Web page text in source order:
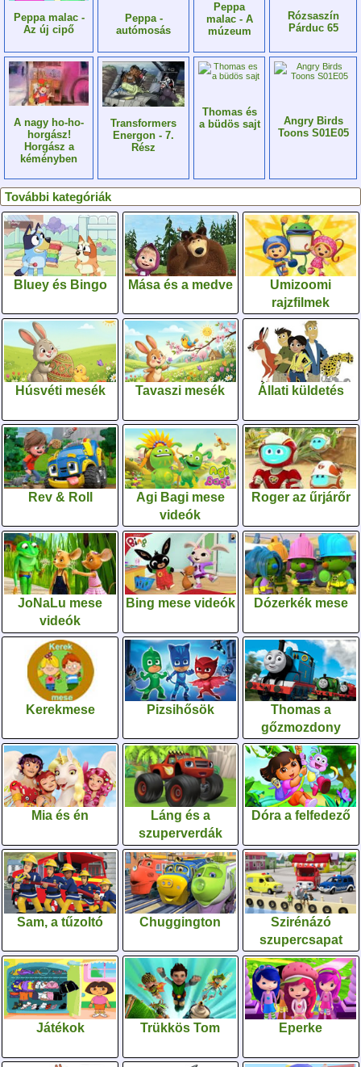
Peppa malac -
Az új cipő
Peppa -
autómosás
Peppa
malac - A
múzeum
Rózsaszín
Párduc 65
A nagy ho-ho-
horgász!
Horgász a
kéményben
Transformers
Energon - 7.
Rész
Thomas és
a büdös sajt
Angry Birds
Toons S01E05
További kategóriák
Bluey és Bingo Mása és a medve
Umizoomi
rajzfilmek
Húsvéti mesék Tavaszi mesék Állati küldetés
Rev & Roll
Agi Bagi mese
videók
Roger az űrjárőr
JoNaLu mese
videók
Bing mese videók Dózerkék mese
Kerekmese Pizsihősök
Thomas a
gőzmozdony
Mia és én
Láng és a
szuperverdák
Dóra a felfedező
Sam, a tűzoltó Chuggington
Szirénázó
szupercsapat
Játékok Trükkös Tom Eperke